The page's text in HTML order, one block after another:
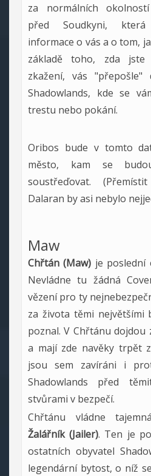
za normálních
před Soudkyni,
informace o vás a o tom,
základě toho, zda
zkažení, vás
Shadowlands, kde se
trestu nebo pokání.
Oribos bude v tomto
město, kam se
soustřeďovat.
Dalaran by asi nebylo
Maw
Chřtán (Maw) je poslední
Nevládne tu žádná
vězení pro ty
za života těmi největšími
poznal. V Chřtánu
a mají zde navěky trpět
jsou sem zavíráni i
Shadowlands před
stvůrami v bezpečí.
Chřtánu vládne
Žalářník (Jailer). Ten je
ostatních obyvatel
legendární bytost, o níž